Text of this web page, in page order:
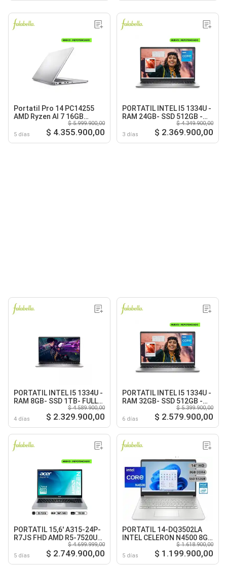
Portatil Pro 14 PC14255
AMD Ryzen AI 7 16GB
512GB 14 W11P Silver
5 días
$ 5.999.900,00
$ 4.355.900,00
PORTATIL INTEL I5 1334U -
RAM 24GB- SSD 512GB -
FULL HD PLATINUM SILVER
3 días
$ 4.349.900,00
$ 2.369.900,00
PORTATIL INTEL I5 1334U -
RAM 8GB- SSD 1TB- FULL
HD PLATINUM SILVER
4 días
$ 4.589.900,00
$ 2.329.900,00
PORTATIL INTEL I5 1334U -
RAM 32GB- SSD 512GB -
FULL HD PLATINUM SILVER
6 días
$ 5.399.900,00
$ 2.579.900,00
PORTATIL 15,6' A315-24P-
R7JS FHD AMD R5-7520U
RAM 16GB LPDDR5 1TB
SSD SILVER
5 días
$ 4.699.999,00
$ 2.749.900,00
PORTATIL 14-DQ3502LA
INTEL CELERON N4500 8GB
DDR4 512GB SSD 14 HD
NATURAL SILVER
5 días
$ 1.618.900,00
$ 1.199.900,00